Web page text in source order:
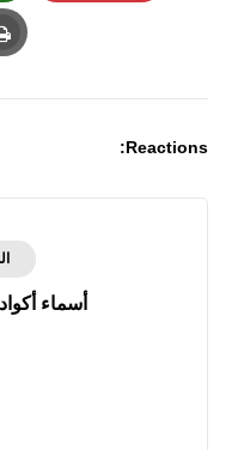
Reactions:
أسماء